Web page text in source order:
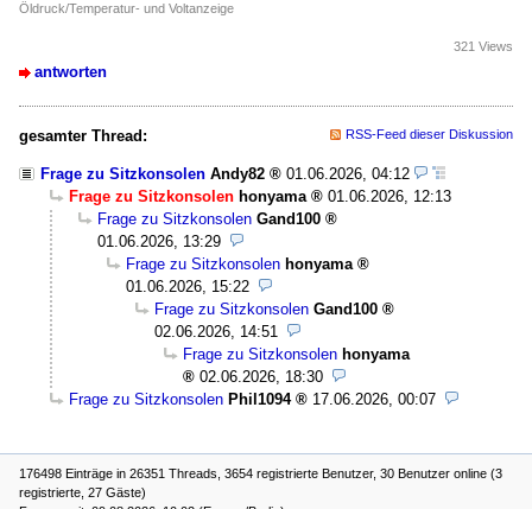
Öldruck/Temperatur- und Voltanzeige
antworten
321 Views
gesamter Thread: RSS-Feed dieser Diskussion
Frage zu Sitzkonsolen Andy82
01.06.2026, 04:12
Frage zu Sitzkonsolen honyama
01.06.2026, 12:13
Frage zu Sitzkonsolen Gand100
01.06.2026, 13:29
Frage zu Sitzkonsolen honyama
01.06.2026, 15:22
Frage zu Sitzkonsolen Gand100
02.06.2026, 14:51
Frage zu Sitzkonsolen honyama
02.06.2026, 18:30
Frage zu Sitzkonsolen Phil1094 17.06.2026, 00:07
176498 Einträge in 26351 Threads, 3654 registrierte Benutzer, 30 Benutzer online (3
registrierte, 27 Gäste)